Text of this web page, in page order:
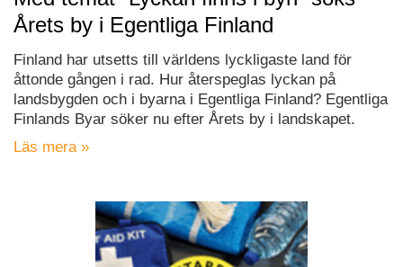
Årets by i Egentliga Finland
Finland har utsetts till världens lyckligaste land för
åttonde gången i rad. Hur återspeglas lyckan på
landsbygden och i byarna i Egentliga Finland? Egentliga
Finlands Byar söker nu efter Årets by i landskapet.
Läs mera »